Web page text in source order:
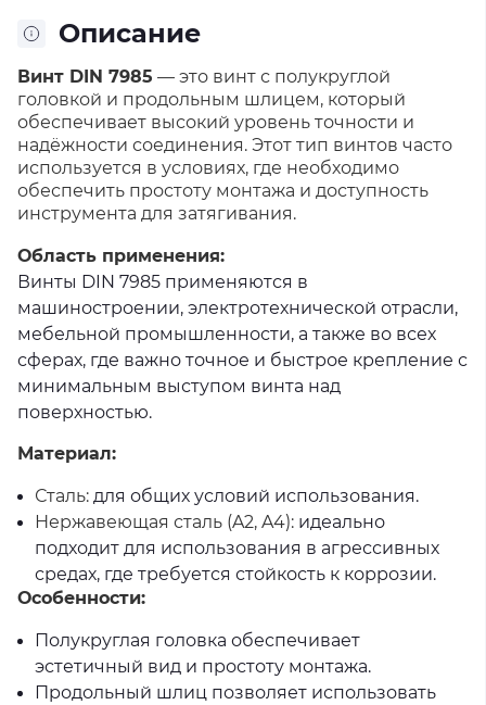
M5 (Ø 5 мм. Діаметр х Довжина)
5х8 5х10 5х12 5х14 5х16 5х18
5х20 5х25 5х35 5х60
M6 (Ø 6 мм. Діаметр х Довжина)
6х8 6х10 6х12 6х16
6х25 6х30 6х35
6х90
M8 (Ø 8 мм. Діаметр х Довжина)
8х50
M10 (Ø 10 мм. Діаметр х Довжина)
10х20 10х30
Описание
Винт DIN 7985 — это винт с полукруглой
головкой и продольным шлицем, который
обеспечивает высокий уровень точности и
надёжности соединения. Этот тип винтов часто
используется в условиях, где необходимо
обеспечить простоту монтажа и доступность
инструмента для затягивания.
Область применения:
Винты DIN 7985 применяются в
машиностроении, электротехнической отрасли,
мебельной промышленности, а также во всех
сферах, где важно точное и быстрое крепление с
минимальным выступом винта над
поверхностью.
Материал:
Сталь: для общих условий использования.
Нержавеющая сталь (A2, A4): идеально
подходит для использования в агрессивных
средах, где требуется стойкость к коррозии.
Особенности:
Полукруглая головка обеспечивает
эстетичный вид и простоту монтажа.
Продольный шлиц позволяет использовать